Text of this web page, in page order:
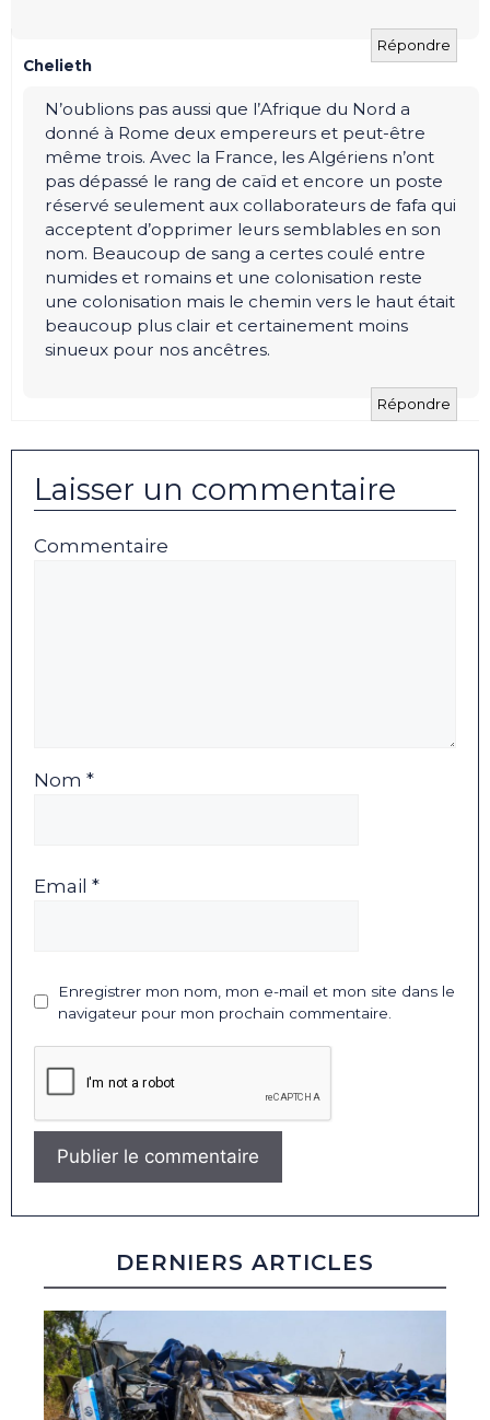
Répondre
Chelieth
N’oublions pas aussi que l’Afrique du Nord a
donné à Rome deux empereurs et peut-être
même trois. Avec la France, les Algériens n’ont
pas dépassé le rang de caïd et encore un poste
réservé seulement aux collaborateurs de fafa qui
acceptent d’opprimer leurs semblables en son
nom. Beaucoup de sang a certes coulé entre
numides et romains et une colonisation reste
une colonisation mais le chemin vers le haut était
beaucoup plus clair et certainement moins
sinueux pour nos ancêtres.
Répondre
Laisser un commentaire
Commentaire
Nom *
Email *
Enregistrer mon nom, mon e-mail et mon site dans le
navigateur pour mon prochain commentaire.
DERNIERS ARTICLES